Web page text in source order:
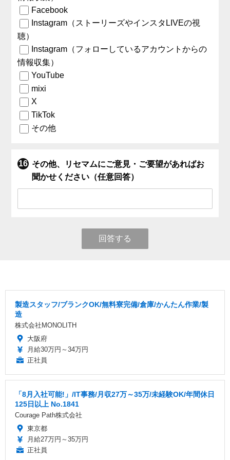
Facebook
Instagram（ストーリーズやインスタLIVEの視
聴）
Instagram（フォローしているアカウントからの
情報収集）
YouTube
mixi
X
TikTok
その他
その他、リセマムにご意見・ご要望があればお
聞かせください（任意回答）
回答する
製造スタッフ/ブランクOK/無料寮完備/倉庫/かんたん作業/製
造
株式会社MONOLITH
大阪府
月給30万円～34万円
正社員
「8月入社可能!」/IT事務/月収27万～35万/未経験OK/年間休日
125日以上 No.1841
Courage Path株式会社
東京都
月給27万円～35万円
正社員